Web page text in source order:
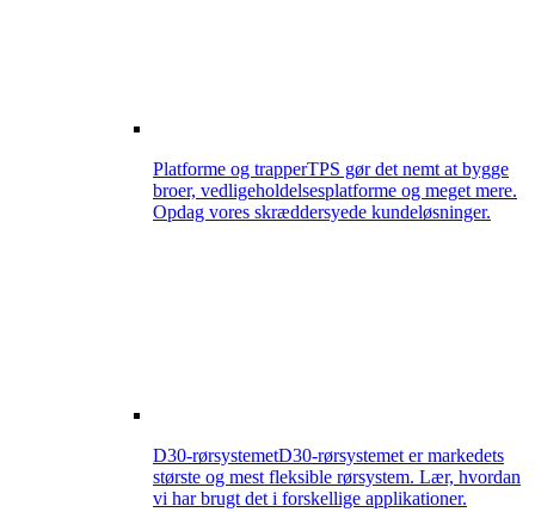
Platforme og trapperTPS gør det nemt at bygge
broer, vedligeholdelsesplatforme og meget mere.
Opdag vores skræddersyede kundeløsninger.
D30-rørsystemetD30-rørsystemet er markedets
største og mest fleksible rørsystem. Lær, hvordan
vi har brugt det i forskellige applikationer.